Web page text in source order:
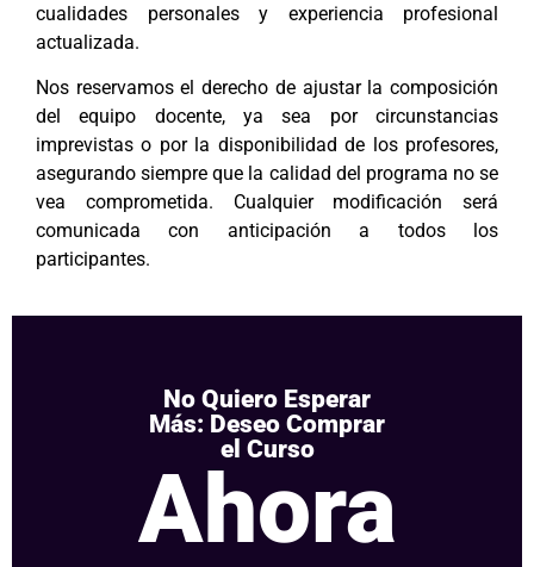
cualidades personales y experiencia profesional
actualizada.
Nos reservamos el derecho de ajustar la composición
del equipo docente, ya sea por circunstancias
imprevistas o por la disponibilidad de los profesores,
asegurando siempre que la calidad del programa no se
vea comprometida. Cualquier modificación será
comunicada con anticipación a todos los
participantes.
No Quiero Esperar
Más: Deseo Comprar
el Curso
Ahora